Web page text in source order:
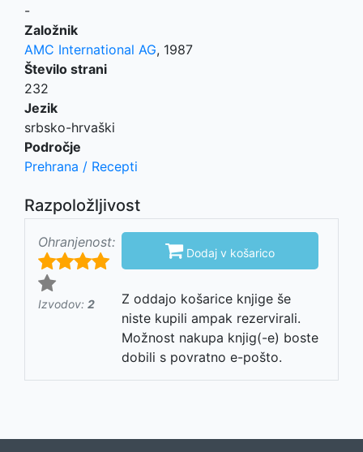
-
Založnik
AMC International AG, 1987
Število strani
232
Jezik
srbsko-hrvaški
Področje
Prehrana / Recepti
Razpoložljivost
Ohranjenost:
Izvodov: 2
 Dodaj v košarico
Z oddajo košarice knjige še
niste kupili ampak rezervirali.
Možnost nakupa knjig(-e) boste
dobili s povratno e-pošto.